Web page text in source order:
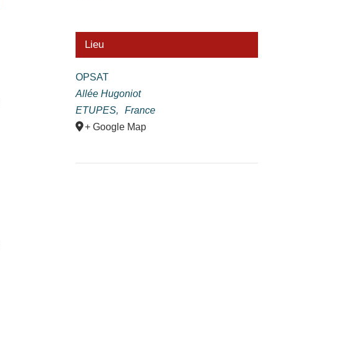
Lieu
OPSAT
Allée Hugoniot
ETUPES,
France
+ Google Map